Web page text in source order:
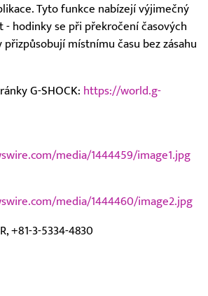
Tyto funkce nabízejí výjimečný
hodinky se při překročení časových
místnímu času bez zásahu
G-SHOCK: https://world.g-
media/1444459/image1.jpg
media/1444460/image2.jpg
+81-3-5334-4830